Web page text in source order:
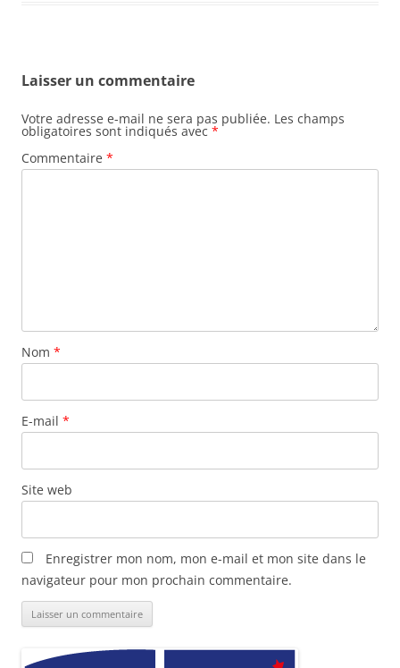
Laisser un commentaire
Votre adresse e-mail ne sera pas publiée. Les champs
obligatoires sont indiqués avec *
Commentaire *
Nom *
E-mail *
Site web
Enregistrer mon nom, mon e-mail et mon site dans le
navigateur pour mon prochain commentaire.